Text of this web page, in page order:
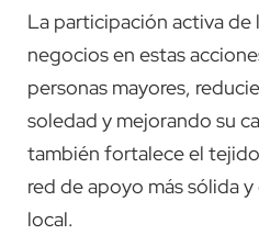
La participación activa de
negocios en estas
personas mayores,
soledad y mejorando su
también fortalece el
red de apoyo más sólida
local.